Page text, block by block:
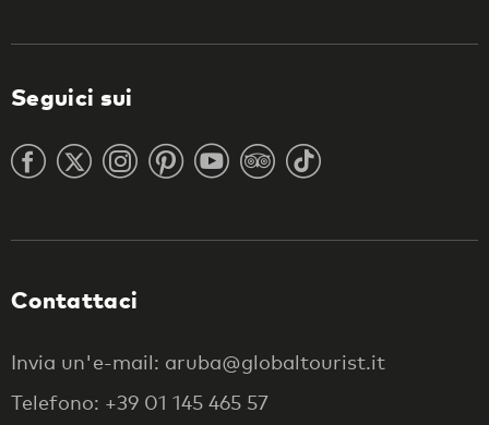
Seguici sui
Contattaci
Invia un'e-mail: aruba@globaltourist.it
Telefono: +39 01 145 465 57